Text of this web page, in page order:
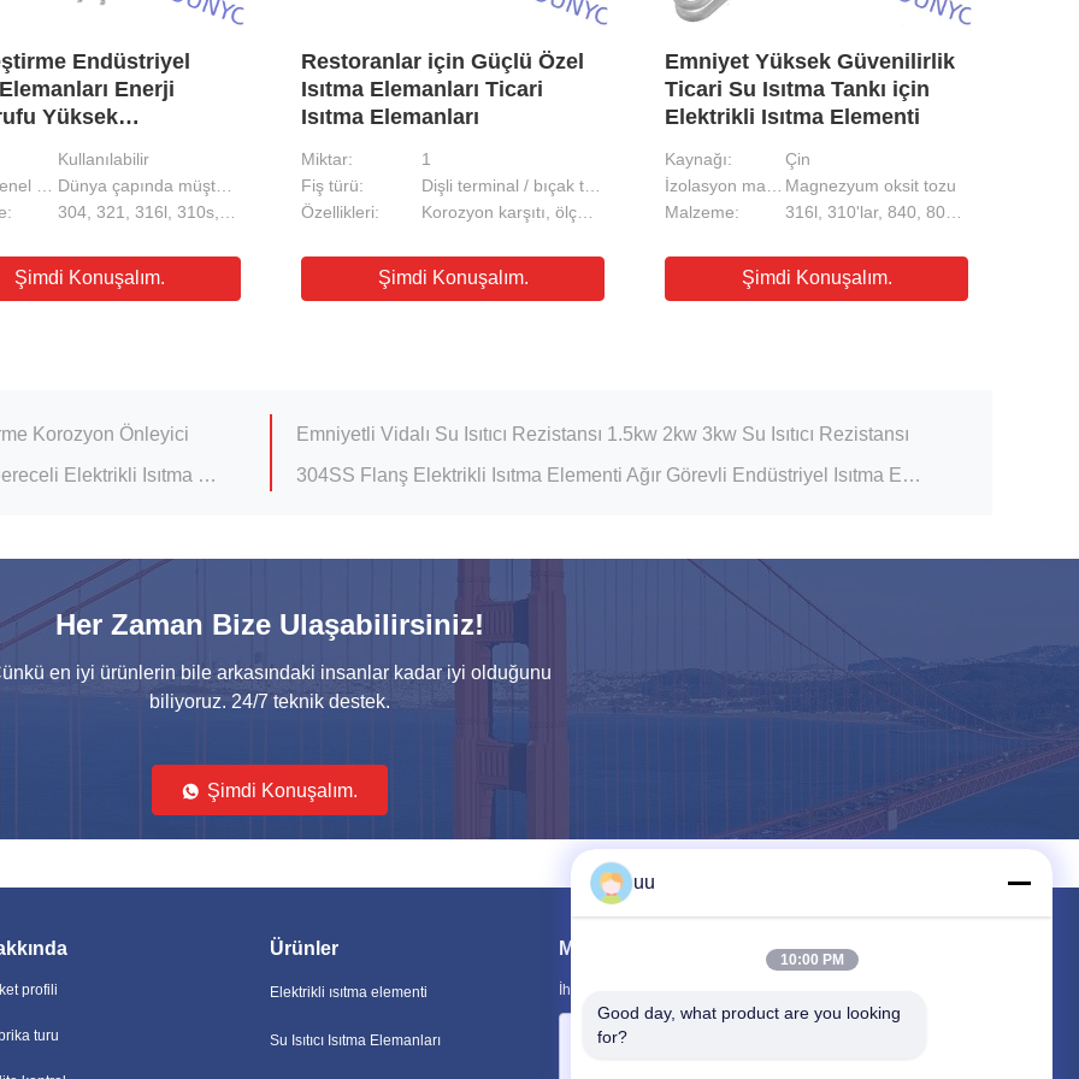
Endüstriyel
Elemanları Enerji
Yüksek
Kullanılabilir
Şirket Genel Bakışı:
Dünya çapında müşterilere elektrikli ısıtma elemanları için verimli ve güvenilir çözümler sunmada uz
304, 321, 316l, 310s, 840, 800, bakır
Şimdi Konuşalım.
Restoranlar için Güçlü Özel
Isıtma Elemanları Ticari
Isıtma Elemanları
Miktar:
1
Fiş türü:
Dişli terminal / bıçak terminali
Özellikleri:
Korozyon karşıtı, ölçeklendirme, güvenlik ve güvenilir, dayanıklı
Şimdi Konuşalım.
Emniyet Yüksek Güvenilirlik
Ticari Su Isıtma Tankı için
Elektrikli Isıtma Elementi
Kaynağı:
Çin
İzolasyon malzemesi: Magnezyum oksit tozu
Malzeme:
316l, 310'lar, 840, 800, bakır
Şimdi Konuşalım.
Su Isıtma Elementi
3000 Watt 240v Su ısıtıcı eleman 63mm tüplü su tankı ısıtıcı eleman
Korozyon Önleyici
Yüksek sıcaklık uygulamaları için Endüstriyel Dereceli Elektrikli Isıtma Tüpü
Emniyetli Vidalı Su Isıtıcı Rezistansı 1.5kw 2kw 3kw Su Isıtıcı Rezistansı
304SS Flanş Elektrikli Isıtma Elementi Ağır Görevli Endüstriyel Isıtma Elementi
Enerji Tasarruflu Elektrikli Isıtma Borusu Özelleştirme 2000 Watt Su Isıtıcı Elemanı
Dayanıklı 93mm Tüp Endüstriyel Su Isıtıcı Elemanı 1500W 2000W 3000W
sıcaklık ayarları
310S Elektrikli Su Isıtıcı Isıtma Elemanı Değişimi Ev Kullanımı
Su Isıtma Elementi
güvenliği
3000 Watt 240v Su ısıtıcı eleman 63mm tüplü su tankı ısıtıcı eleman
Özelleştirme Elektrikli Su Isıtıcı Isıtma Elemanları 500W-2400W Güç
Eleman Değişimi
Aşırı Isınma Koruması Isı Pompası Isıtma Elemanı Elektrikli Tutarlı Isıtma İçin
Oteller için uzun ömürlü ticari su ısıtıcısı elemanları 500W-2400W
Endüstriyel Ortamda Uzun Ömürlü Performans İçin Elektrikli Isıtma Borusu Ekleme
Her Zaman Bize Ulaşabilirsiniz!
en iyi ürünlerin bile arkasındaki insanlar kadar iyi olduğunu
biliyoruz. 24/7 teknik destek.
Şimdi Konuşalım.
profili
turu
Ürünler
Elektrikli ısıtma elementi
Su Isıtıcı Isıtma Elemanları
Mail Gönder
İhtiyaçlarınızı bize bildirin. En iyi ürünleri sizinle bağlayacağız.
uu
10:00 PM
Good day, what product are you looking
for?